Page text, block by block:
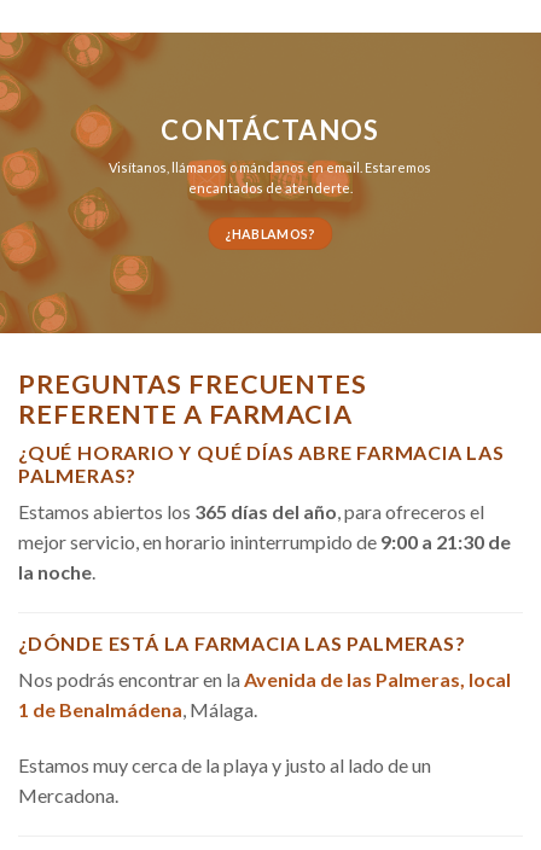
CONTÁCTANOS
Visítanos, llámanosomándanos en email . Estaremos
encantados de atenderte.
¿HABLAMOS?
PREGUNTAS FRECUENTES
REFERENTE A FARMACIA
¿QUÉ HORARIO Y QUÉ DÍAS ABRE FARMACIA LAS
PALMERAS?
Estamos abiertos los 365 días del año, para ofreceros el
mejor servicio, en horario ininterrumpido de 9:00 a 21:30 de
la noche.
¿DÓNDE ESTÁ LA FARMACIA LAS PALMERAS?
Nos podrás encontrar en la Avenida de las Palmeras, local
1 de Benalmádena, Málaga.
Estamos muy cerca de la playa y justo al lado de un
Mercadona.